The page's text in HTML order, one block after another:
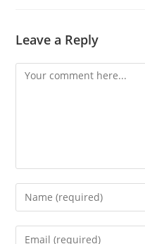
Leave a Reply
Comment
Enter
your
name
Enter